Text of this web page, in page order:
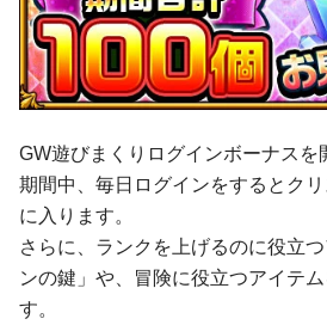
GW遊びまくりログインボーナスを
期間中、毎日ログインをするとク
に入ります。
さらに、ランクを上げるのに役立
ンの鍵」や、冒険に役立つアイテ
す。